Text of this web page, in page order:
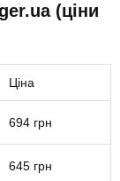
(ціни
Ціна
694 грн
645 грн